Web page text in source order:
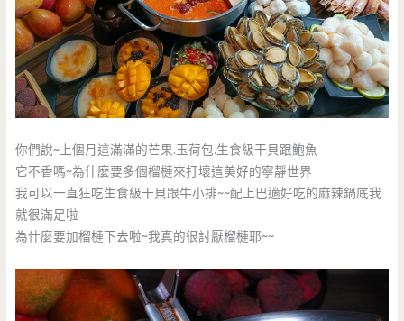
你們說~上個月這滿滿的芒果.玉荷包.生食級干貝跟鮑魚
它不香嗎~為什麼要多個榴槤來打壞這美好的寧靜世界
我可以一直狂吃生食級干貝跟牛小排~~配上巴適好吃的麻辣鍋底我
就很滿足啦
為什麼要加榴槤下去啦~我真的很討厭榴槤耶~~